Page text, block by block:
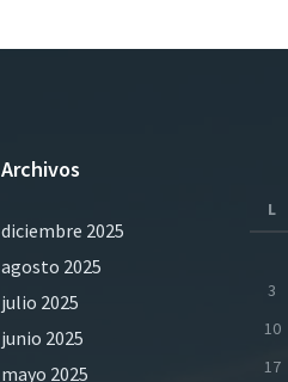
Archivos
diciembre 2025
agosto 2025
julio 2025
junio 2025
mayo 2025
L
3
10
17